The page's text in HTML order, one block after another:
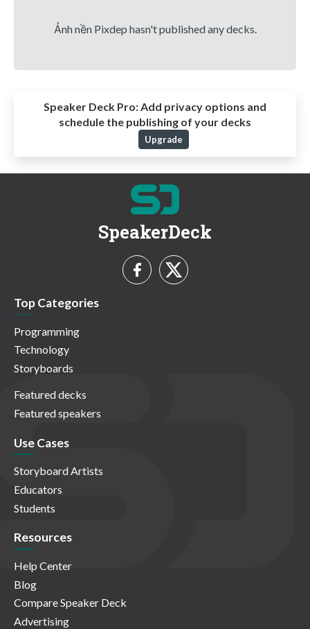
Ảnh nền Pixdep hasn't published any decks.
Speaker Deck Pro:Add privacy options and
schedule the publishing of your decks
Upgrade
SpeakerDeck
Top Categories
Programming
Technology
Storyboards
Featured decks
Featured speakers
Use Cases
Storyboard Artists
Educators
Students
Resources
Help Center
Blog
Compare Speaker Deck
Advertising